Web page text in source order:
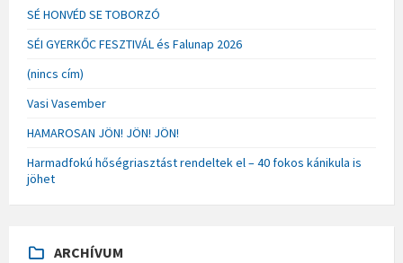
SÉ HONVÉD SE TOBORZÓ
SÉI GYERKŐC FESZTIVÁL és Falunap 2026
(nincs cím)
Vasi Vasember
HAMAROSAN JÖN! JÖN! JÖN!
Harmadfokú hőségriasztást rendeltek el – 40 fokos kánikula is
jöhet
ARCHÍVUM